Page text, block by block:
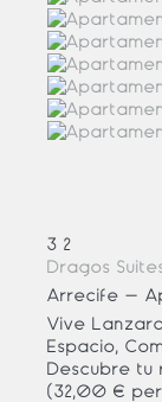
3 2
Dragos
Arrecife -
Vive
Espacio,
Descubre tu
(32,00 €